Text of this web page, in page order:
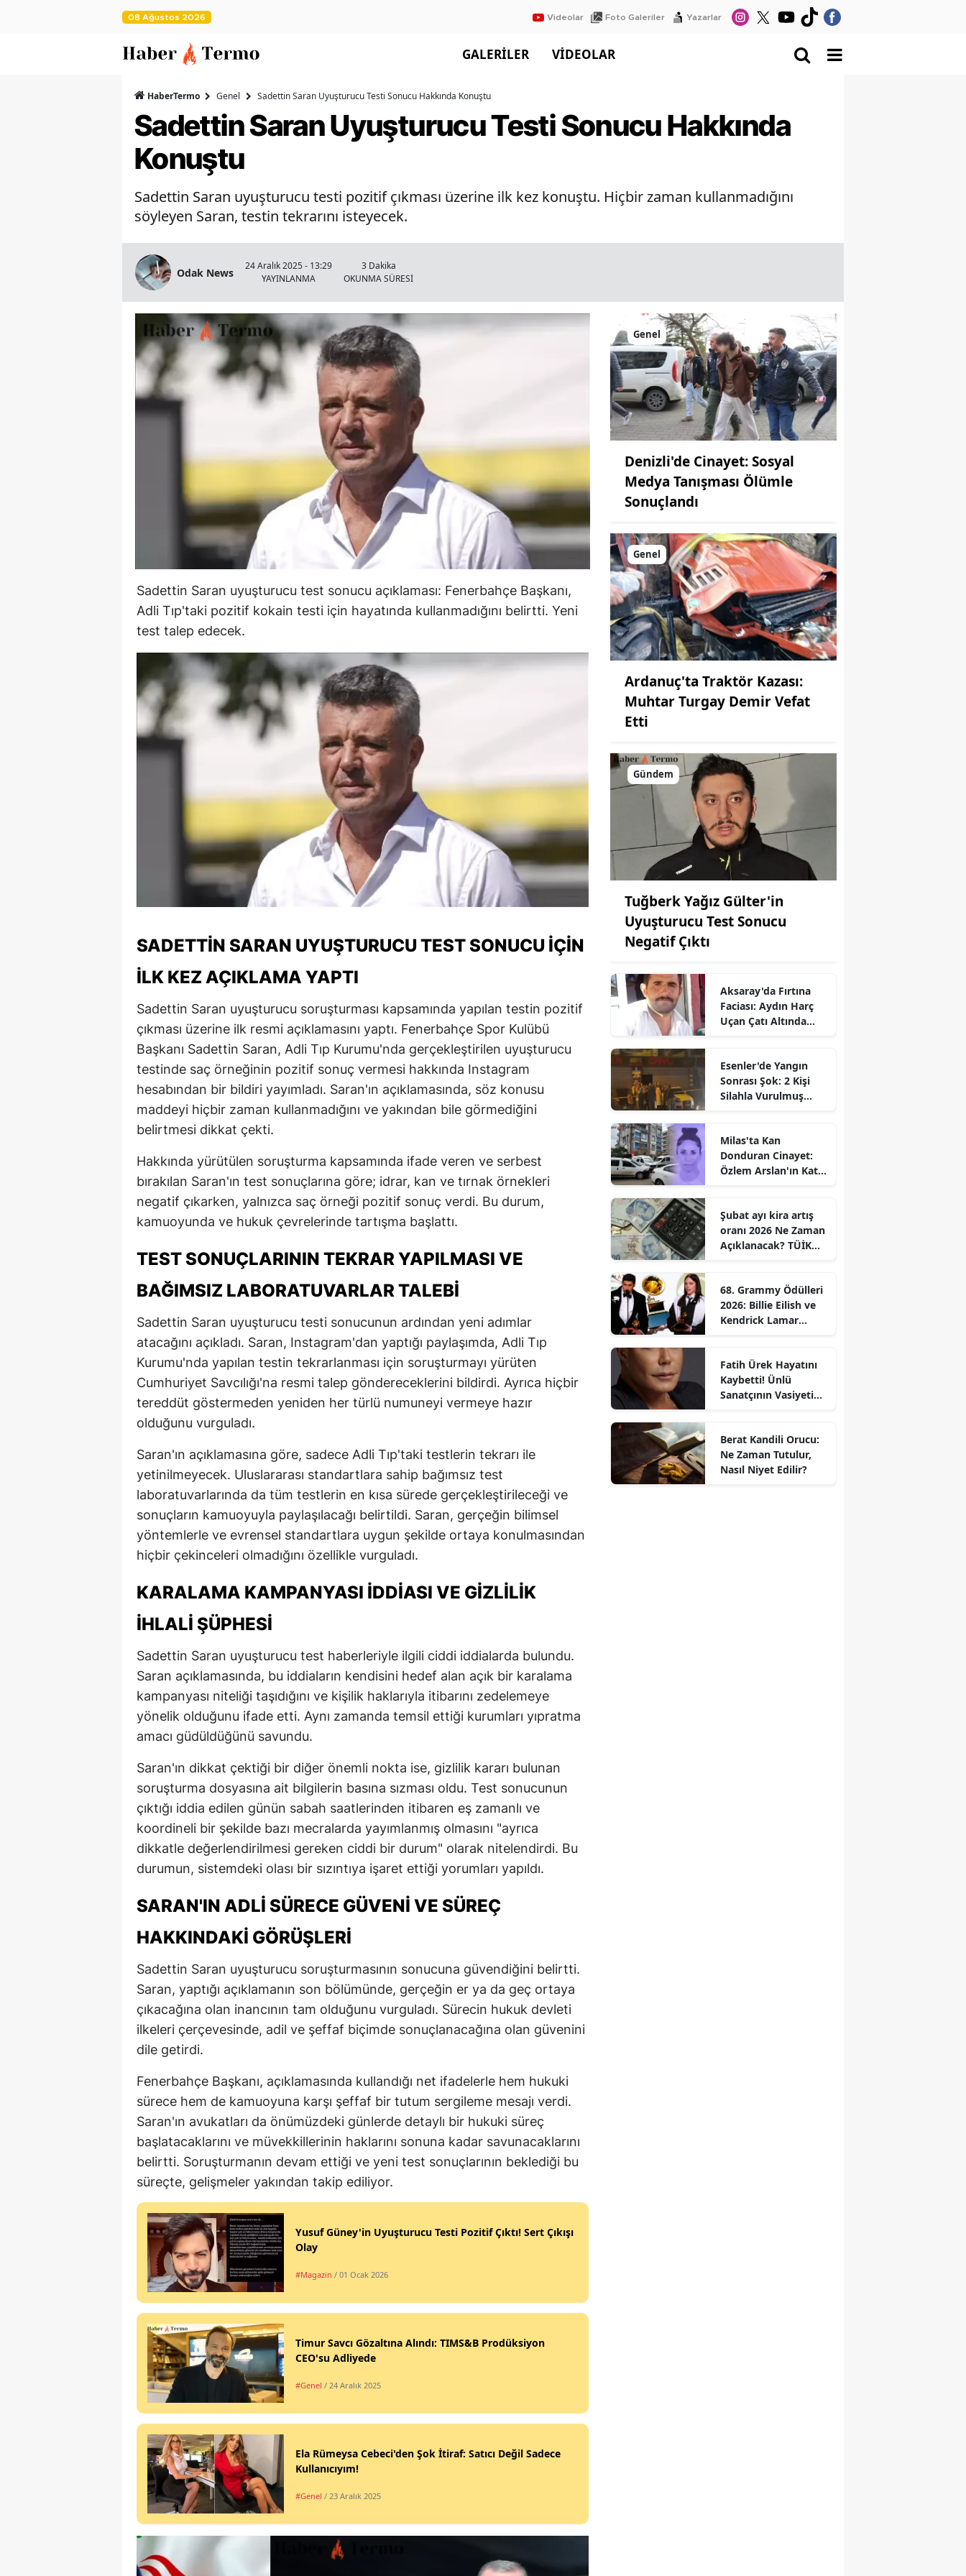
08 Ağustos 2026 Videolar Foto Galeriler Yazarlar
GALERİLER VİDEOLAR
HaberTermo Genel Sadettin Saran Uyuşturucu Testi Sonucu Hakkında Konuştu
Sadettin Saran Uyuşturucu Testi Sonucu Hakkında
Konuştu
Sadettin Saran uyuşturucu testi pozitif çıkması üzerine ilk kez konuştu. Hiçbir zaman kullanmadığını
söyleyen Saran, testin tekrarını isteyecek.
Odak News
24 Aralık 2025 - 13:29
YAYINLANMA
3 Dakika
OKUNMA SÜRESİ
Sadettin Saran uyuşturucu test sonucu açıklaması: Fenerbahçe Başkanı,
Adli Tıp'taki pozitif kokain testi için hayatında kullanmadığını belirtti. Yeni
test talep edecek.
SADETTIN SARAN UYUŞTURUCU TEST SONUCU İÇIN
İLK KEZ AÇIKLAMA YAPTI
Sadettin Saran uyuşturucu soruşturması kapsamında yapılan testin pozitif
çıkması üzerine ilk resmi açıklamasını yaptı. Fenerbahçe Spor Kulübü
Başkanı Sadettin Saran, Adli Tıp Kurumu'nda gerçekleştirilen uyuşturucu
testinde saç örneğinin pozitif sonuç vermesi hakkında Instagram
hesabından bir bildiri yayımladı. Saran'ın açıklamasında, söz konusu
maddeyi hiçbir zaman kullanmadığını ve yakından bile görmediğini
belirtmesi dikkat çekti.
Hakkında yürütülen soruşturma kapsamında ifade veren ve serbest
bırakılan Saran'ın test sonuçlarına göre; idrar, kan ve tırnak örnekleri
negatif çıkarken, yalnızca saç örneği pozitif sonuç verdi. Bu durum,
kamuoyunda ve hukuk çevrelerinde tartışma başlattı.
TEST SONUÇLARININ TEKRAR YAPILMASI VE
BAĞIMSIZ LABORATUVARLAR TALEBI
Sadettin Saran uyuşturucu testi sonucunun ardından yeni adımlar
atacağını açıkladı. Saran, Instagram'dan yaptığı paylaşımda, Adli Tıp
Kurumu'nda yapılan testin tekrarlanması için soruşturmayı yürüten
Cumhuriyet Savcılığı'na resmi talep göndereceklerini bildirdi. Ayrıca hiçbir
tereddüt göstermeden yeniden her türlü numuneyi vermeye hazır
olduğunu vurguladı.
Saran'ın açıklamasına göre, sadece Adli Tıp'taki testlerin tekrarı ile
yetinilmeyecek. Uluslararası standartlara sahip bağımsız test
laboratuvarlarında da tüm testlerin en kısa sürede gerçekleştirileceği ve
sonuçların kamuoyuyla paylaşılacağı belirtildi. Saran, gerçeğin bilimsel
yöntemlerle ve evrensel standartlara uygun şekilde ortaya konulmasından
hiçbir çekinceleri olmadığını özellikle vurguladı.
KARALAMA KAMPANYASI İDDIASI VE GIZLILIK
İHLALI ŞÜPHESI
Sadettin Saran uyuşturucu test haberleriyle ilgili ciddi iddialarda bulundu.
Saran açıklamasında, bu iddiaların kendisini hedef alan açık bir karalama
kampanyası niteliği taşıdığını ve kişilik haklarıyla itibarını zedelemeye
yönelik olduğunu ifade etti. Aynı zamanda temsil ettiği kurumları yıpratma
amacı güdüldüğünü savundu.
Saran'ın dikkat çektiği bir diğer önemli nokta ise, gizlilik kararı bulunan
soruşturma dosyasına ait bilgilerin basına sızması oldu. Test sonucunun
çıktığı iddia edilen günün sabah saatlerinden itibaren eş zamanlı ve
koordineli bir şekilde bazı mecralarda yayımlanmış olmasını "ayrıca
dikkatle değerlendirilmesi gereken ciddi bir durum" olarak nitelendirdi. Bu
durumun, sistemdeki olası bir sızıntıya işaret ettiği yorumları yapıldı.
SARAN'IN ADLI SÜRECE GÜVENI VE SÜREÇ
HAKKINDAKI GÖRÜŞLERI
Sadettin Saran uyuşturucu soruşturmasının sonucuna güvendiğini belirtti.
Saran, yaptığı açıklamanın son bölümünde, gerçeğin er ya da geç ortaya
çıkacağına olan inancının tam olduğunu vurguladı. Sürecin hukuk devleti
ilkeleri çerçevesinde, adil ve şeffaf biçimde sonuçlanacağına olan güvenini
dile getirdi.
Fenerbahçe Başkanı, açıklamasında kullandığı net ifadelerle hem hukuki
sürece hem de kamuoyuna karşı şeffaf bir tutum sergileme mesajı verdi.
Saran'ın avukatları da önümüzdeki günlerde detaylı bir hukuki süreç
başlatacaklarını ve müvekkillerinin haklarını sonuna kadar savunacaklarını
belirtti. Soruşturmanın devam ettiği ve yeni test sonuçlarının beklediği bu
süreçte, gelişmeler yakından takip ediliyor.
Yusuf Güney'in Uyuşturucu Testi Pozitif Çıktı! Sert Çıkışı
Olay
#Magazin / 01 Ocak 2026
Timur Savcı Gözaltına Alındı: TIMS&B Prodüksiyon
CEO'su Adliyede
#Genel / 24 Aralık 2025
Ela Rümeysa Cebeci'den Şok İtiraf: Satıcı Değil Sadece
Kullanıcıyım!
#Genel / 23 Aralık 2025
Genel
Denizli'de Cinayet: Sosyal
Medya Tanışması Ölümle
Sonuçlandı
Genel
Ardanuç'ta Traktör Kazası:
Muhtar Turgay Demir Vefat
Etti
Gündem
Tuğberk Yağız Gülter'in
Uyuşturucu Test Sonucu
Negatif Çıktı
Aksaray'da Fırtına
Faciası: Aydın Harç
Uçan Çatı Altında
Esenler'de Yangın
Sonrası Şok: 2 Kişi
Silahla Vurulmuş
Milas'ta Kan
Donduran Cinayet:
Özlem Arslan'ın Katili
Şubat ayı kira artış
oranı 2026 Ne Zaman
Açıklanacak? TÜİK
68. Grammy Ödülleri
2026: Billie Eilish ve
Kendrick Lamar
Fatih Ürek Hayatını
Kaybetti! Ünlü
Sanatçının Vasiyeti
Berat Kandili Orucu:
Ne Zaman Tutulur,
Nasıl Niyet Edilir?